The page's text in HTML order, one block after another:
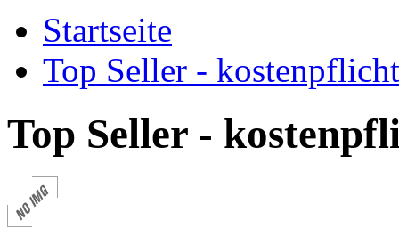
Startseite
Top Seller -
Top Seller -